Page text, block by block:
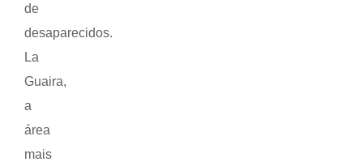
de
desaparecidos.
La
Guaira,
a
área
mais